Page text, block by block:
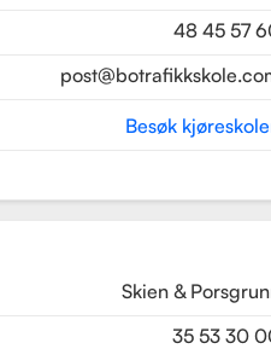
48 45 57
Besøk
Skien &
35 53 30